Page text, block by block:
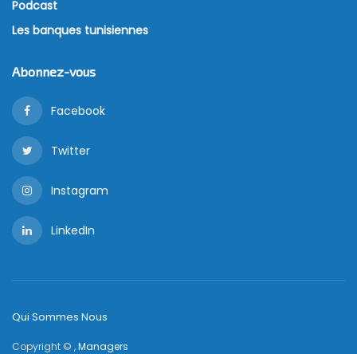
Podcast
Les banques tunisiennes
Abonnez-vous
Facebook
Twitter
Instagram
LinkedIn
Qui Sommes Nous
Copyright © ,Managers